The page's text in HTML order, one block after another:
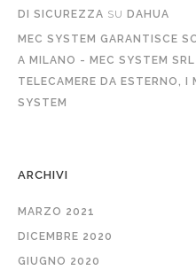
DI SICUREZZA SU DAHUA
MEC SYSTEM GARANTISCE
A MILANO - MEC SYSTEM
TELECAMERE DA ESTERNO,
SYSTEM
ARCHIVI
MARZO 2021
DICEMBRE 2020
GIUGNO 2020